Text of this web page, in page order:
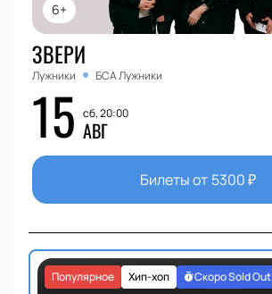
6+
ЗВЕРИ
Лужники БСА Лужники
15 сб, 20:00
АВГ
Билеты от 5300₽
Хип-хоп
Популярное Скоро Sold Out